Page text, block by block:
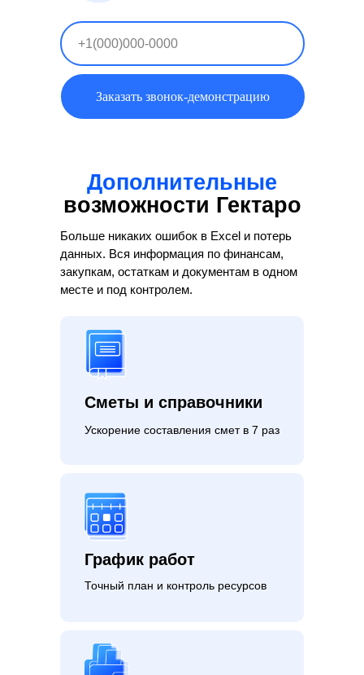
Заказать звонок-демонстрацию
Дополнительные
возможности Гектаро
Больше никаких ошибок в Excel и потерь
данных. Вся информация по финансам,
закупкам, остаткам и документам в одном
месте и под контролем.
Сметы и справочники
Ускорение составления смет в 7 раз
График работ
Точный план и контроль ресурсов